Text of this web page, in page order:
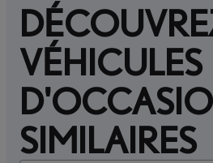
VÉHICULES
SIMILAIRES